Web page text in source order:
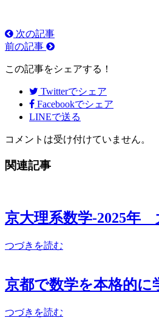
次の記事
前の記事
この記事をシェアする！
Twitterでシェア
Facebookでシェア
LINEで送る
コメントは受け付けていません。
関連記事
京大理系数学-2025年
つづきを読む
京都で数学を本格的に
つづきを読む